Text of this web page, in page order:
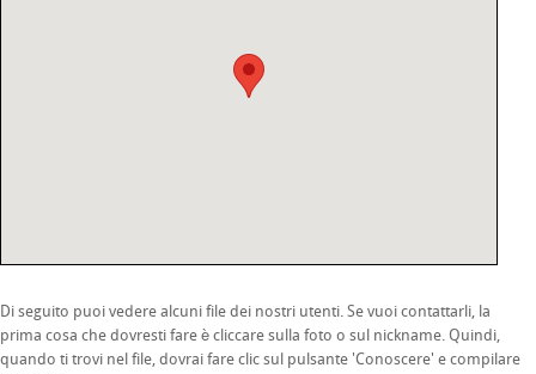
Di seguito puoi vedere alcuni file dei nostri utenti. Se vuoi contattarli, la
prima cosa che dovresti fare è cliccare sulla foto o sul nickname. Quindi,
quando ti trovi nel file, dovrai fare clic sul pulsante 'Conoscere' e compilare